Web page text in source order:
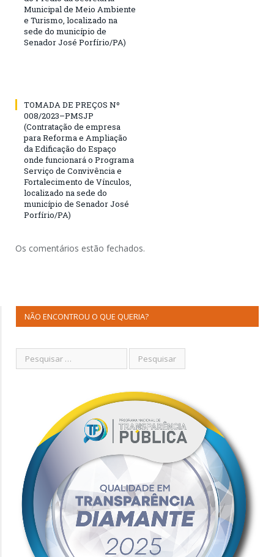
Municipal de Meio Ambiente
e Turismo, localizado na
sede do município de
Senador José Porfírio/PA)
TOMADA DE PREÇOS Nº
008/2023–PMSJP
(Contratação de empresa
para Reforma e Ampliação
da Edificação do Espaço
onde funcionará o Programa
Serviço de Convivência e
Fortalecimento de Vínculos,
localizado na sede do
município de Senador José
Porfírio/PA)
Os comentários estão fechados.
NÃO ENCONTROU O QUE QUERIA?